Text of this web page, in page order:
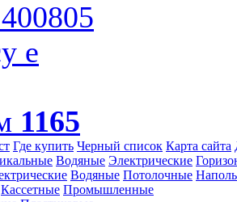
е
1165
Где купить Черный список Карта сайта
Водяные Электрические
Водяные Потолочные
Кассетные Промышленные